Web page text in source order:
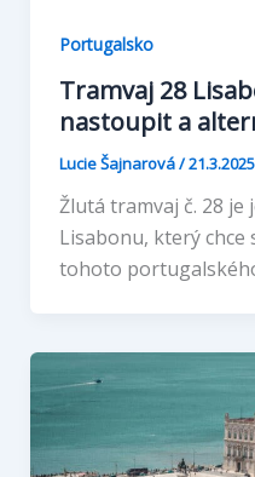
Portugalsko
Tramvaj 28
nastoupit a
Lucie Šajnarová/21.3.2025
Žlutá tramvaj č. 28 je
Lisabonu, který
tohoto